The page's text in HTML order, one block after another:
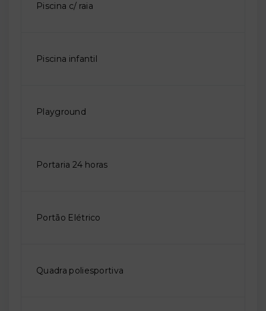
Piscina c/ raia
Piscina infantil
Playground
Portaria 24 horas
Portão Elétrico
Quadra poliesportiva